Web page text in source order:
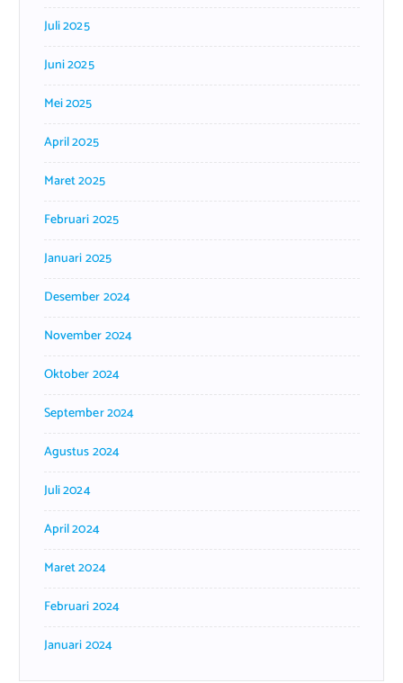
Juli 2025
Juni 2025
Mei 2025
April 2025
Maret 2025
Februari 2025
Januari 2025
Desember 2024
November 2024
Oktober 2024
September 2024
Agustus 2024
Juli 2024
April 2024
Maret 2024
Februari 2024
Januari 2024